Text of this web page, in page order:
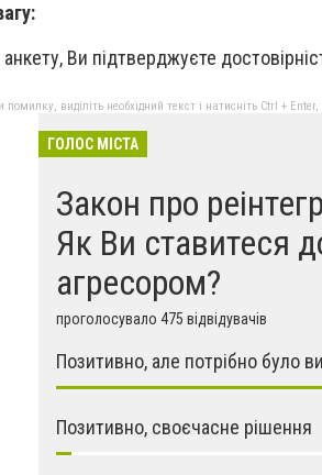
Ви підтверджуєте
виділіть необхідний текст і натисніть Ctrl +
ГОЛОС МІСТА
Закон про
Як Ви ставитеся
агресором?
проголосувало 475 відвідувачів
Позитивно, але потрібно було
Позитивно, своєчасне рішення